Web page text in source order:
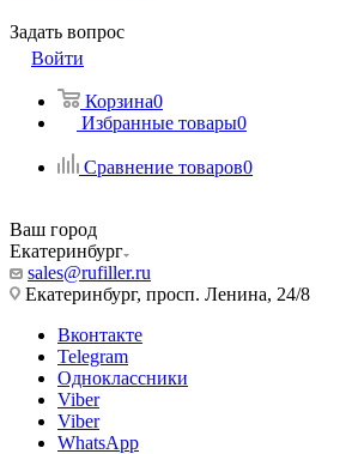
Задать вопрос
Войти
Корзина0
Избранные товары0
Сравнение товаров0
Ваш город
Екатеринбург
sales@rufiller.ru
Екатеринбург, просп. Ленина, 24/8
Вконтакте
Telegram
Одноклассники
Viber
Viber
WhatsApp